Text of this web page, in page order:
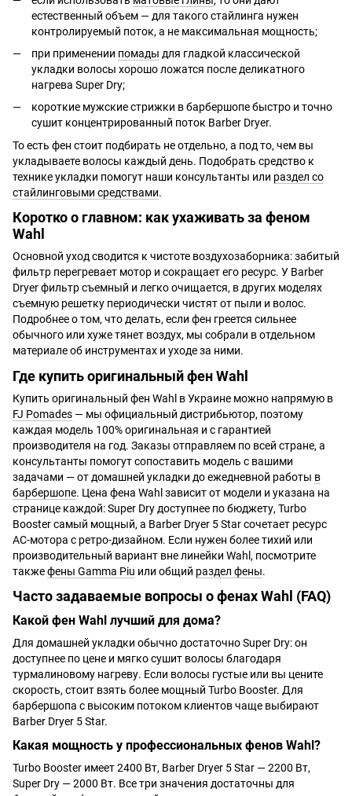
естественный объем — для такого стайлинга нужен
контролируемый поток, а не максимальная мощность;
при применении помады для гладкой классической
укладки волосы хорошо ложатся после деликатного
нагрева Super Dry;
короткие мужские стрижки в барбершопе быстро и точно
сушит концентрированный поток Barber Dryer.
То есть фен стоит подбирать не отдельно, а под то, чем вы
укладываете волосы каждый день. Подобрать средство к
технике укладки помогут наши консультанты или раздел со
стайлинговыми средствами.
Коротко о главном: как ухаживать за феном
Wahl
Основной уход сводится к чистоте воздухозаборника: забитый
фильтр перегревает мотор и сокращает его ресурс. У Barber
Dryer фильтр съемный и легко очищается, в других моделях
съемную решетку периодически чистят от пыли и волос.
Подробнее о том, что делать, если фен греется сильнее
обычного или хуже тянет воздух, мы собрали в отдельном
материале об инструментах и уходе за ними.
Где купить оригинальный фен Wahl
Купить оригинальный фен Wahl в Украине можно напрямую в
FJ Pomades — мы официальный дистрибьютор, поэтому
каждая модель 100% оригинальная и с гарантией
производителя на год. Заказы отправляем по всей стране, а
консультанты помогут сопоставить модель с вашими
задачами — от домашней укладки до ежедневной работы в
барбершопе. Цена фена Wahl зависит от модели и указана на
странице каждой: Super Dry доступнее по бюджету, Turbo
Booster самый мощный, а Barber Dryer 5 Star сочетает ресурс
AC-мотора с ретро-дизайном. Если нужен более тихий или
производительный вариант вне линейки Wahl, посмотрите
такжефены Gamma Piu или общий раздел фены.
Часто задаваемые вопросы о фенах Wahl (FAQ)
Какой фен Wahl лучший для дома?
Для домашней укладки обычно достаточно Super Dry: он
доступнее по цене и мягко сушит волосы благодаря
турмалиновому нагреву. Если волосы густые или вы цените
скорость, стоит взять более мощный Turbo Booster. Для
барбершопа с высоким потоком клиентов чаще выбирают
Barber Dryer 5 Star.
Какая мощность у профессиональных фенов Wahl?
Turbo Booster имеет 2400 Вт, Barber Dryer 5 Star — 2200 Вт,
Super Dry — 2000 Вт. Все три значения достаточны для